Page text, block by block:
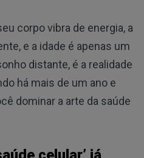
corpo vibra de energia, a
e a idade é apenas um
distante, é a realidade
há mais de um ano e
dominar a arte da saúde